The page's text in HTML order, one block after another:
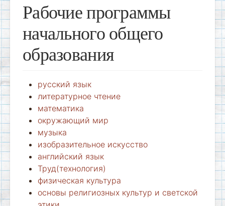
Рабочие программы
начального общего
образования
русский язык
литературное чтение
математика
окружающий мир
музыка
изобразительное искусство
английский язык
Труд(технология)
физическая культура
основы религиозных культур и светской